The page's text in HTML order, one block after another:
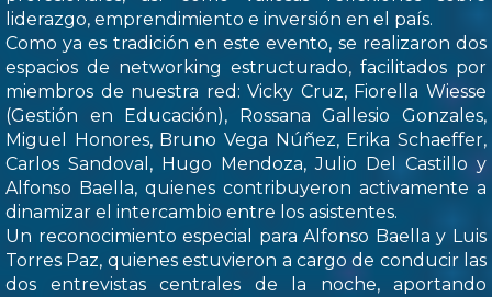
liderazgo, emprendimiento e inversión en el país.
Como ya es tradición en este evento, se realizaron dos
espacios de networking estructurado, facilitados por
miembros de nuestra red: Vicky Cruz, Fiorella Wiesse
(Gestión en Educación), Rossana Gallesio Gonzales,
Miguel Honores, Bruno Vega Núñez, Erika Schaeffer,
Carlos Sandoval, Hugo Mendoza, Julio Del Castillo y
Alfonso Baella, quienes contribuyeron activamente a
dinamizar el intercambio entre los asistentes.
Un reconocimiento especial para Alfonso Baella y Luis
Torres Paz, quienes estuvieron a cargo de conducir las
dos entrevistas centrales de la noche, aportando